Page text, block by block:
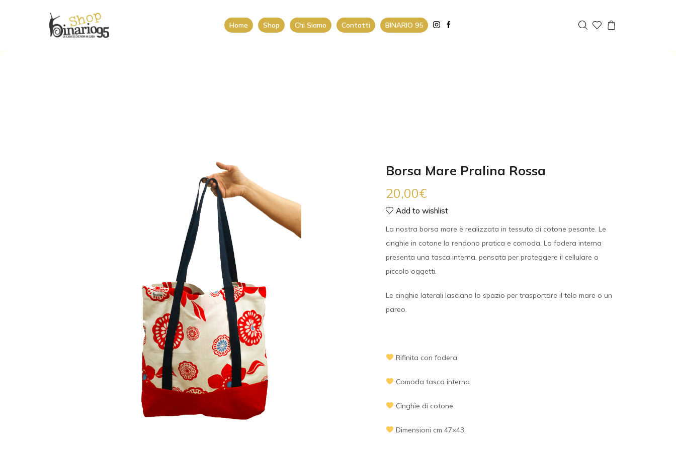
Home Shop Chi Siamo Contatti BINARIO 95
Borsa Mare Pralina Rossa
20,00€
Add to wishlist
La nostra borsa mare è realizzata in tessuto di cotone pesante. Le
cinghie in cotone la rendono pratica e comoda. La fodera interna
presenta una tasca interna, pensata per proteggere il cellulare o
piccolo oggetti.
Le cinghie laterali lasciano lo spazio per trasportare il telo mare o un
pareo.
Rifinita con fodera
Comoda tasca interna
Cinghie di cotone
Dimensioni cm 47×43